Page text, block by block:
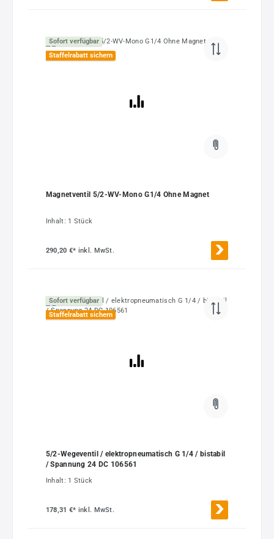
Sofort verfügbar
Staffelrabatt sichern
Magnetventil 5/2-WV-Mono G1/4 Ohne Magnet
Inhalt: 1 Stück
290,20 €* inkl. MwSt.
Sofort verfügbar
Staffelrabatt sichern
5/2-Wegeventil / elektropneumatisch G 1/4 / bistabil
/ Spannung 24 DC 106561
Inhalt: 1 Stück
178,31 €* inkl. MwSt.